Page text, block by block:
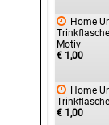
 Home
Motiv
€ 1,00
 Home
€ 1,00